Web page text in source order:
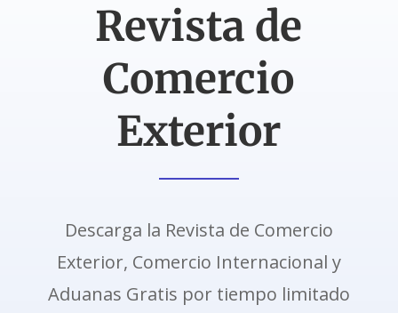
Revista de
Comercio
Exterior
Descarga la Revista de Comercio
Exterior, Comercio Internacional y
Aduanas Gratis por tiempo limitado